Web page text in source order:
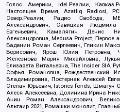
Голос Америки, Idel.Реалии,
Настоящее Время, Azatliq Radiosi,
Север.Реалии, Радио Свобода,
Александрович, Савицкая
Евгеньевич, Камалягин Денис
Александровна, Medusa Project, Первое
Баданин Роман Сергеевич, Гликин
Борисович, Ярош Юлия Петровна,
Железнова Мария Михайловна,
Елизавета Витальевна, The Insider SIA,
Софья Романовна, Рождественский
Владимировна, Постернак Алексей
Степан Юрьевич, Istories fonds, Шмагун
Алеся Алексеевна, Долинина Ирина
Анин Роман Александрович,
Альтаир 2021, Ромашки монолит,